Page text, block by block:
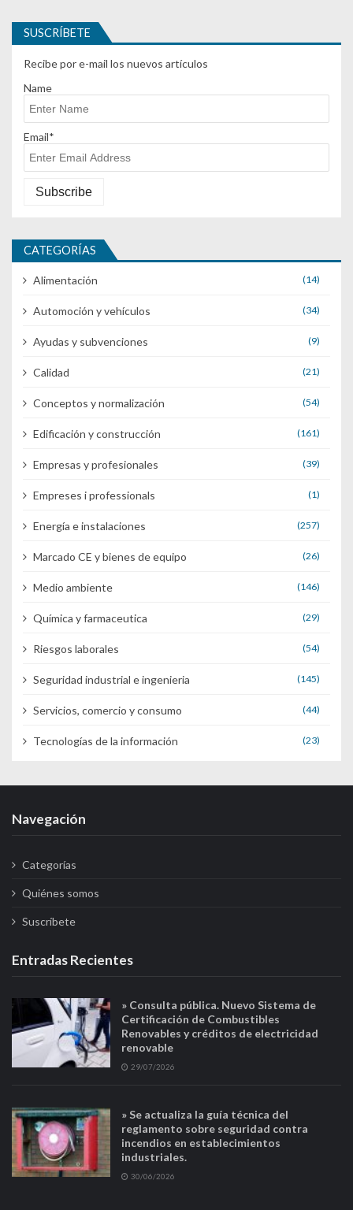
SUSCRÍBETE
Recibe por e-mail los nuevos artículos
Name
Email*
CATEGORÍAS
Alimentación (14)
Automoción y vehículos (34)
Ayudas y subvenciones (9)
Calidad (21)
Conceptos y normalización (54)
Edificación y construcción (161)
Empresas y profesionales (39)
Empreses i professionals (1)
Energía e instalaciones (257)
Marcado CE y bienes de equipo (26)
Medio ambiente (146)
Química y farmaceutica (29)
Riesgos laborales (54)
Seguridad industrial e ingenieria (145)
Servicios, comercio y consumo (44)
Tecnologías de la información (23)
Navegación
Categorías
Quiénes somos
Suscríbete
Entradas Recientes
» Consulta pública. Nuevo Sistema de
Certificación de Combustibles
Renovables y créditos de electricidad
renovable
29/07/2026
» Se actualiza la guía técnica del
reglamento sobre seguridad contra
incendios en establecimientos
industriales.
30/06/2026